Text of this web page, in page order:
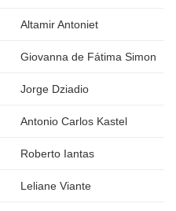
Altamir Antoniet
Giovanna de Fátima Simon
Jorge Dziadio
Antonio Carlos Kastel
Roberto Iantas
Leliane Viante